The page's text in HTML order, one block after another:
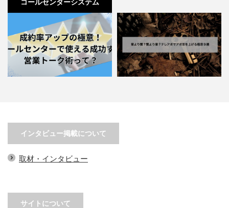
コールセンターシステム
インタビュー掲載について
取材・インタビュー
サイトについて